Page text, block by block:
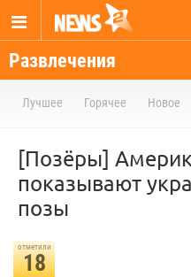
Развлечения
Лучшее Горячее Новое
[Позёры]
показывают
позы
отметили
18